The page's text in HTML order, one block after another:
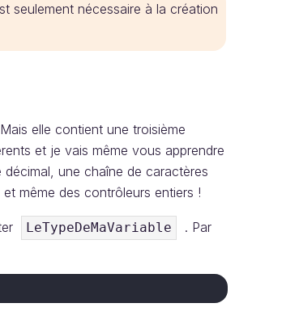
seulement nécessaire à la création
elle contient une troisième
et je vais même vous apprendre
une chaîne de caractères
même des contrôleurs entiers !
LeTypeDeMaVariable
. Par